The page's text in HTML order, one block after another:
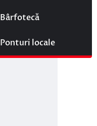
Bârfotecă
Ponturi locale